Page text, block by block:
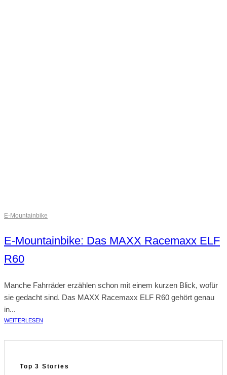
E-Mountainbike
E-Mountainbike: Das MAXX Racemaxx ELF
R60
Manche Fahrräder erzählen schon mit einem kurzen Blick, wofür
sie gedacht sind. Das MAXX Racemaxx ELF R60 gehört genau
in...
WEITERLESEN
Top 3 Stories